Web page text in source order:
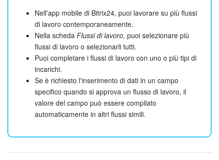
Nell'app mobile di Bitrix24, puoi lavorare su più flussi
di lavoro contemporaneamente.
Nella scheda Flussi di lavoro, puoi selezionare più
flussi di lavoro o selezionarli tutti.
Puoi completare i flussi di lavoro con uno o più tipi di
incarichi.
Se è richiesto l'inserimento di dati in un campo
specifico quando si approva un flusso di lavoro, il
valore del campo può essere compilato
automaticamente in altri flussi simili.